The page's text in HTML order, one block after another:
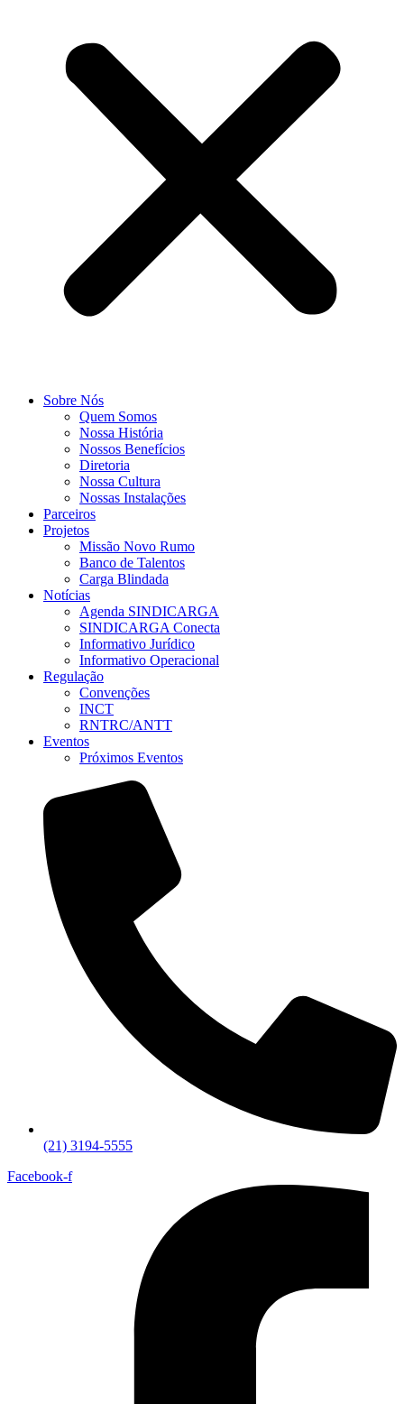
Sobre Nós
Quem Somos
Nossa História
Nossos Benefícios
Diretoria
Nossa Cultura
Nossas Instalações
Parceiros
Projetos
Missão Novo Rumo
Banco de Talentos
Carga Blindada
Notícias
Agenda SINDICARGA
SINDICARGA Conecta
Informativo Jurídico
Informativo Operacional
Regulação
Convenções
INCT
RNTRC/ANTT
Eventos
Próximos Eventos
(21) 3194-5555
Facebook-f